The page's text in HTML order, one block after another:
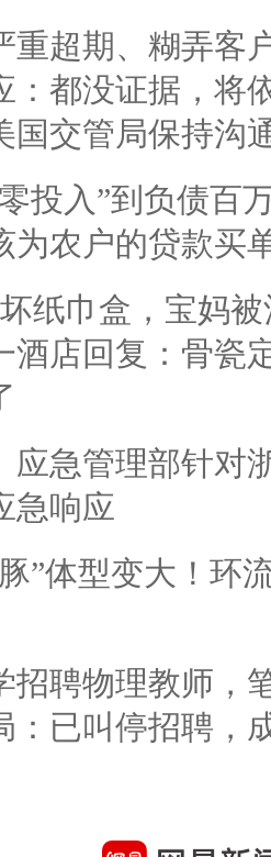
重超期、糊弄客
：都没证据，将
国交管局保持沟
投入”到负债百
为农户的贷款买
纸巾盒，宝妈
酒店回复：骨瓷
应急管理部针对
急响应
”体型变大！环
招聘物理教师，
：已叫停招聘，